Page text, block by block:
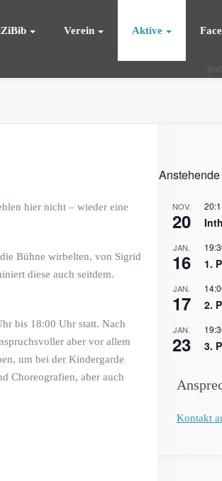
Verein Aktive
hier nicht – wieder eine
Bühne wirbelten, von Sigrid
diese auch seitdem.
bis 18:00 Uhr statt. Nach
aber vor allem
um bei der Kindergarde
Choreografien, aber auch
NOV.
20
JAN.
16 1.
JAN.
17 2.
JAN.
23 3.
Kontakt